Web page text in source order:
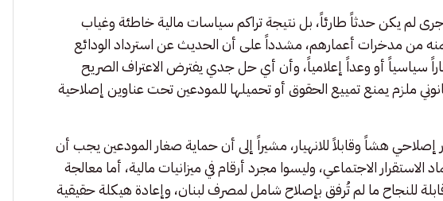
لم يكن حدثاً طارئاً، بل نتيجة تراكم سياسات مالية خاطئة وغياب
من مدخرات أعمارهم، مشدداً على أن الحديث عن استرداد الودائع
سياسياً أو وعداً إعلامياً، وأن أي حل جدي يفترض الاعتراف الصريح
ملزم يمنع تمييع الحقوق أو تحميلها للمودعين تحت عناوين إصلاحية
هشاً وقابلاً للانهيار، مشيراً إلى أن حماية صغار المودعين يجب أن
الاجتماعي، وليسوا مجرد أرقام في ميزانيات مالية، أما معالجة
للنجاح ما لم تُرفق بإصلاح شامل لمصرف لبنان، وإعادة هيكلة حقيقية